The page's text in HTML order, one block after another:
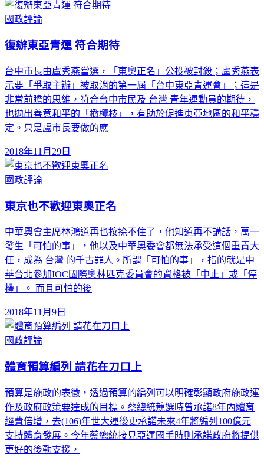
國政評論
復辦東亞青運 符合期待
台中市長由盧秀燕當選，「東奧正名」公投被封殺；盧秀燕表
示要「爭取主辦」被取消的第一屆「台中東亞青運會」；這是
非常前瞻的思維，符合台中市民及 台灣 青年運動員的期待，
也拋出善意和平的「橄欖枝」，有助於促進東亞地區的和平穩
定。只是盧市長要做的應
2018年11月29日
國政評論
東京也不歡迎東奧正名
中華奧會主席林鴻道再也按捺不住了，他知道再不講話，萬一
發生「可怕的事」，他以及中華奧委會都無法承受這個重責大
任，成為 台灣 的千古罪人。所謂「可怕的事」，指的就是中
華台北參加IOC國際奧林匹克委員會的資格被「中止」或「停
權」。 而且可怕的後
2018年11月9日
國政評論
體育預算編列 請花在刀口上
預算是施政的表徵，透過預算的編列可以明確彰顯政府施政運
作及政府政策要達成的目標。蔡總統競選時曾承諾8年內體育
經費倍增，去(106)年世大運後更承諾未來4年將編列100億元
支持體育發展。今年蔡總統接見亞運國手時則承諾政府將提供
更好的後勤支援，